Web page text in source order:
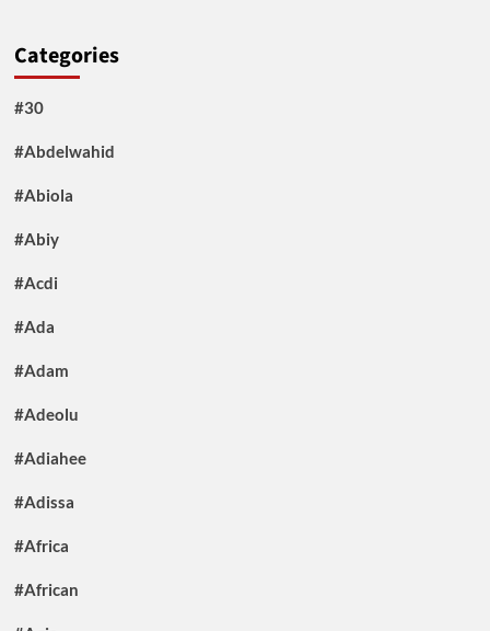
Categories
#30
#Abdelwahid
#Abiola
#Abiy
#Acdi
#Ada
#Adam
#Adeolu
#Adiahee
#Adissa
#Africa
#African